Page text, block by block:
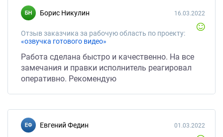
Борис Никулин
Отзыв заказчика за рабочую область по проекту:
«озвучка готового видео»
16.03.2022
Работа сделана быстро и качественно. На все
замечания и правки исполнитель реагировал
оперативно. Рекомендую
Евгений Федин 01.03.2022